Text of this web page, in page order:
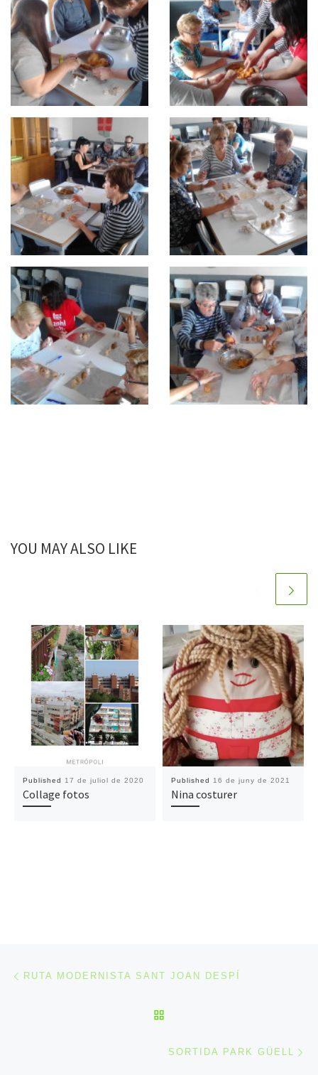
YOU MAY ALSO LIKE
Published 17 de juliol de 2020
Collage fotos
Published 16 de juny de 2021
Nina costurer
Post navigation
RUTA MODERNISTA SANT JOAN DESPÍ
SORTIDA PARK GÜELL